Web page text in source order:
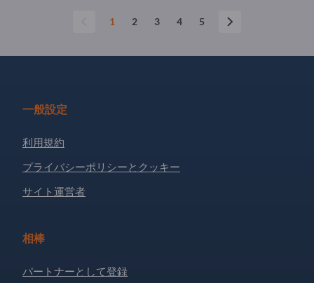
1 2 3 4 5
一般設定
利用規約
プライバシーポリシーとクッキー
サイト運営者
相棒
パートナーとして登録